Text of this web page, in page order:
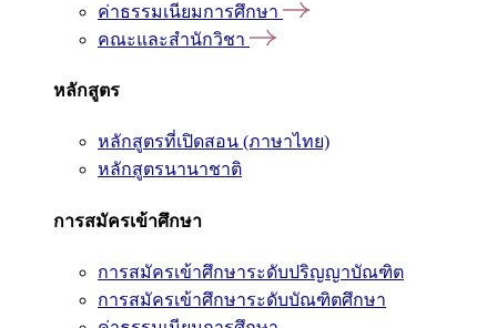
ค่าธรรมเนียมการศึกษา
คณะและสำนักวิชา
หลักสูตร
หลักสูตรที่เปิดสอน (ภาษาไทย)
หลักสูตรนานาชาติ
การสมัครเข้าศึกษา
การสมัครเข้าศึกษาระดับปริญญาบัณฑิต
การสมัครเข้าศึกษาระดับบัณฑิตศึกษา